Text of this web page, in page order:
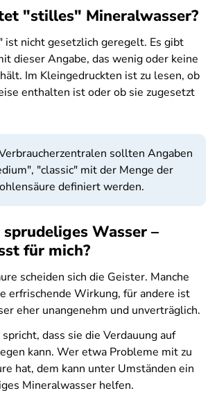
"stilles" Mineralwasser?
nicht gesetzlich geregelt. Es gibt
dieser Angabe, das wenig oder keine
Im Kleingedruckten ist zu lesen, ob
enthalten ist oder ob sie zugesetzt
sollten Angaben
"classic" mit der Menge der
definiert werden.
Wasser –
für mich?
scheiden sich die Geister. Manche
erfrischende Wirkung, für andere ist
eher unangenehm und unverträglich.
dass sie die Verdauung auf
kann. Wer etwa Probleme mit zu
hat, dem kann unter Umständen ein
Mineralwasser helfen.